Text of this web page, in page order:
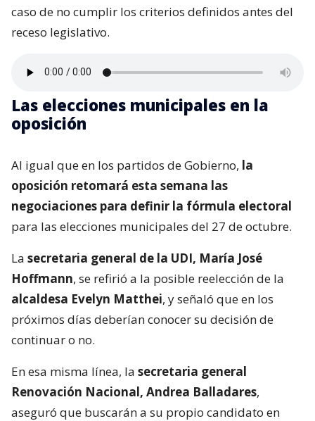
caso de no cumplir los criterios definidos antes del
receso legislativo.
Las elecciones municipales en la
oposición
Al igual que en los partidos de Gobierno, la
oposición retomará esta semana las
negociaciones para definir la fórmula electoral
para las elecciones municipales del 27 de octubre.
La secretaria general de la UDI, María José
Hoffmann, se refirió a la posible reelección de la
alcaldesa Evelyn Matthei, y señaló que en los
próximos días deberían conocer su decisión de
continuar o no.
En esa misma línea, la secretaria general
Renovación Nacional, Andrea Balladares,
aseguró que buscarán a su propio candidato en